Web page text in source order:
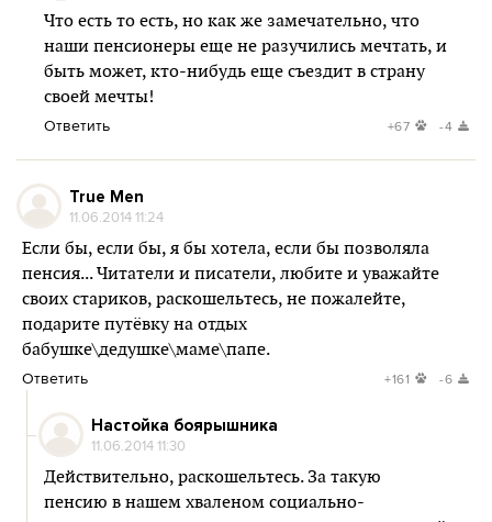
Что есть то есть, но как же замечательно, что
наши пенсионеры еще не разучились мечтать, и
быть может, кто-нибудь еще съездит в страну
своей мечты!
Ответить +67 -4
True Men
11.06.2014 11:24
Если бы, если бы, я бы хотела, если бы позволяла
пенсия... Читатели и писатели, любите и уважайте
своих стариков, раскошельтесь, не пожалейте,
подарите путёвку на отдых
бабушке\дедушке\маме\папе.
Ответить +161 -6
Настойка боярышника
11.06.2014 11:30
Действительно, раскошельтесь. За такую
пенсию в нашем хваленом социально-